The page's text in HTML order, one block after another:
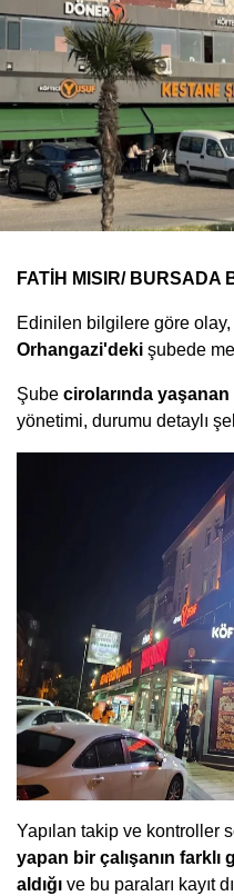
FATİH MISIR/ BURSADA
Edinilen bilgilere göre
Orhangazi'deki şubede
Şube cirolarında
yönetimi, durumu detaylı
Yapılan takip ve kontroller
yapan bir çalışanın
aldığı ve bu paraları kayıt